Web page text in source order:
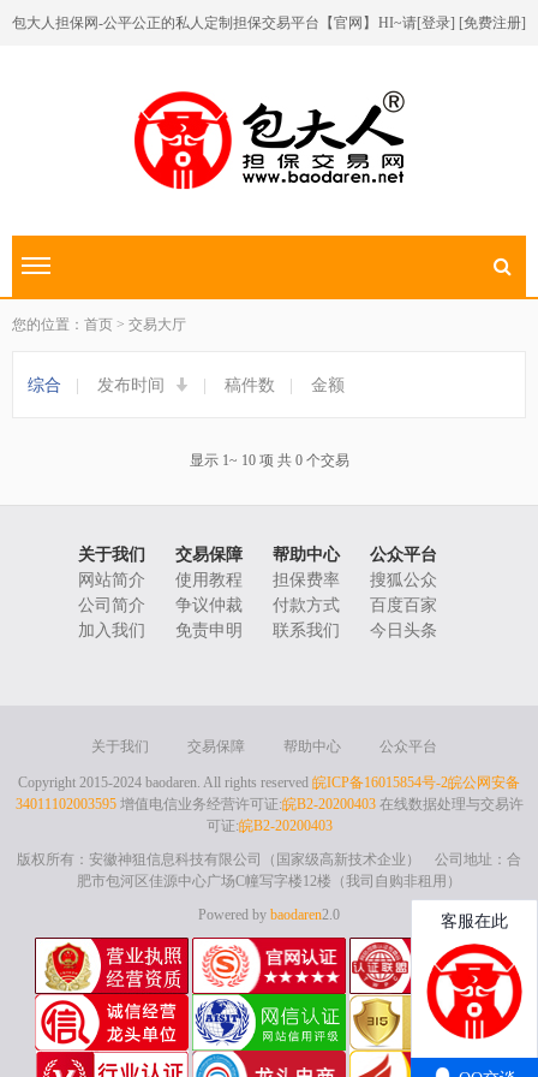
包大人担保网-公平公正的私人定制担保交易平台【官网】 HI~请[登录] [免费注册]
切换导航
您的位置：首页 > 交易大厅
综合 发布时间 稿件数 金额
显示 1~ 10 项 共 0 个交易
关于我们 交易保障 帮助中心
公众平台
网站简介
使用教程 担保费率
搜狐公众
公司简介
争议仲裁 付款方式
百度百家
加入我们
免责申明 联系我们 今日头条
关于我们 交易保障 帮助中心 公众平台
Copyright 2015-2024 baodaren. All rights reserved 皖ICP备16015854号-2皖公网安备
34011102003595增值电信业务经营许可证:皖B2-20200403在线数据处理与交易许
可证:皖B2-20200403
版权所有：安徽神狙信息科技有限公司（国家级高新技术企业） 公司地址：合
肥市包河区佳源中心广场C幢写字楼12楼（我司自购非租用）
Powered by baodaren2.0